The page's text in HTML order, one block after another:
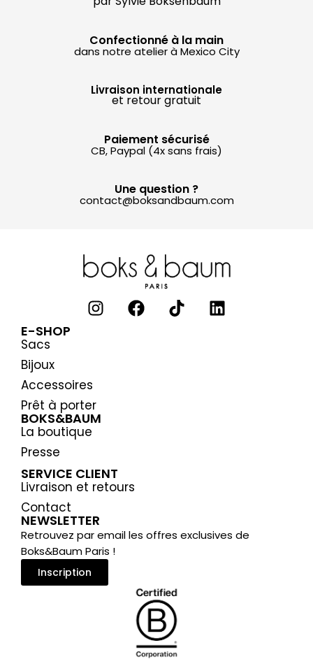
Confectionné à la main
dans notre atelier à Mexico City
Une question ?
contact@boksandbaum.com
Livraison internationale
et retour gratuit
Paiement sécurisé
CB, Paypal (4x sans frais)
E-SHOP
Sacs
Bijoux
Accessoires
Prêt à porter
BOKS&BAUM
La boutique
Presse
SERVICE CLIENT
Livraison et retours
Contact
NEWSLETTER
Retrouvez par email les offres exclusives de
Boks&Baum Paris !
Inscription